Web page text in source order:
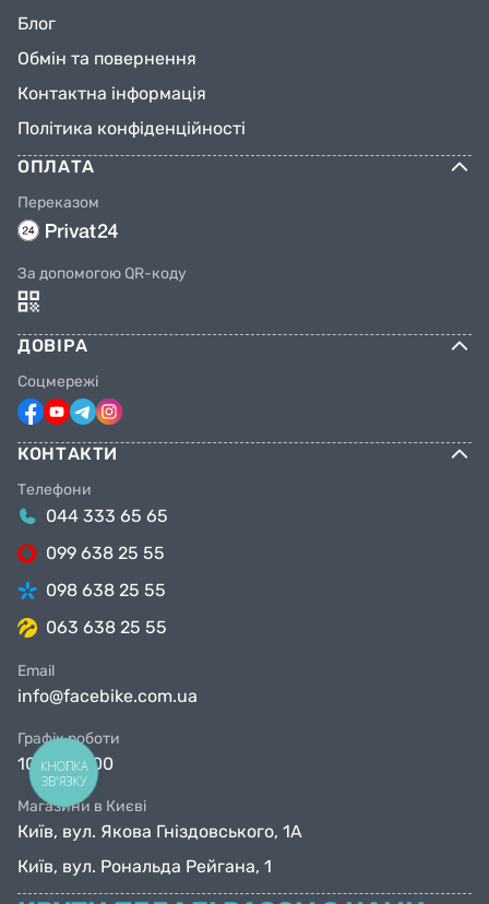
Блог
Обмін та повернення
Контактна інформація
Політика конфіденційності
ОПЛАТА
Переказом
За допомогою QR-коду
ДОВІРА
Соцмережі
КОНТАКТИ
Телефони
044 333 65 65
099 638 25 55
098 638 25 55
063 638 25 55
Email
info@facebike.com.ua
Графік роботи
10:00-19:00
Магазини в Києві
Київ, вул. Якова Гніздовського, 1А
Київ, вул. Рональда Рейгана, 1
КНОПКА
ЗВ'ЯЗКУ